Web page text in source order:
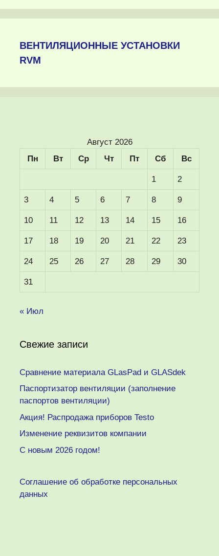
ВЕНТИЛЯЦИОННЫЕ УСТАНОВКИ
RVM
Август 2026
Пн
Вт Ср Чт Пт Сб Вс
1 2
3 4 5 6 7 8 9
10 11 12 13 14 15 16
17 18 19 20 21 22 23
24 25 26 27 28 29 30
31
« Июл
Свежие записи
Сравнение материала GLasPad и GLASdek
Паспортизатор вентиляции (заполнение
паспортов вентиляции)
Акция! Распродажа приборов Testo
Изменение реквизитов компании
C новым 2026 годом!
Соглашение об обработке персональных
данных